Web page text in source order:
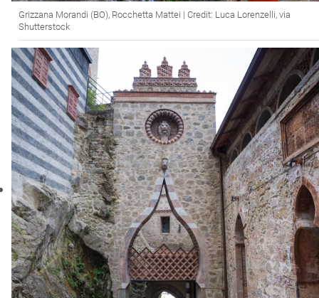
Grizzana Morandi (BO), Rocchetta Mattei | Credit: Luca Lorenzelli, via
Shutterstock